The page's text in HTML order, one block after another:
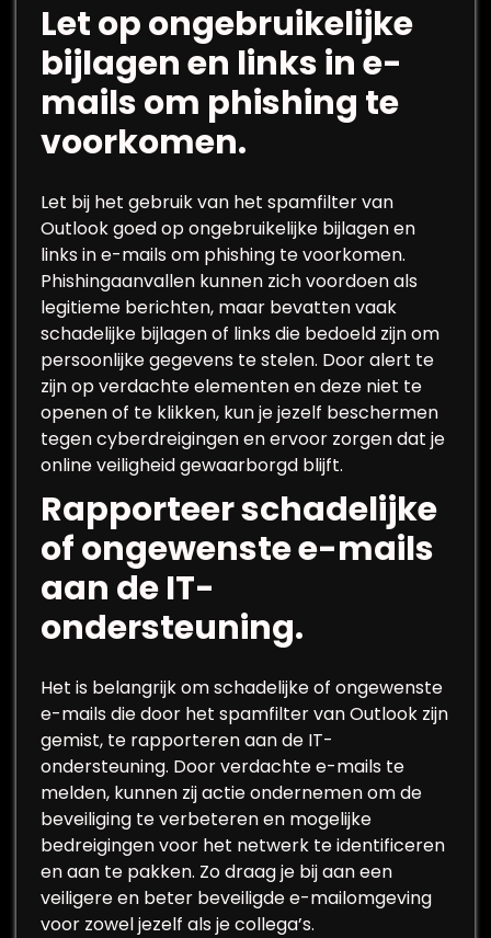
Let op ongebruikelijke
bijlagen en links in e-
mails om phishing te
voorkomen.
Let bij het gebruik van het spamfilter van
Outlook goed op ongebruikelijke bijlagen en
links in e-mails om phishing te voorkomen.
Phishingaanvallen kunnen zich voordoen als
legitieme berichten, maar bevatten vaak
schadelijke bijlagen of links die bedoeld zijn om
persoonlijke gegevens te stelen. Door alert te
zijn op verdachte elementen en deze niet te
openen of te klikken, kun je jezelf beschermen
tegen cyberdreigingen en ervoor zorgen dat je
online veiligheid gewaarborgd blijft.
Rapporteer schadelijke
of ongewenste e-mails
aan de IT-
ondersteuning.
Het is belangrijk om schadelijke of ongewenste
e-mails die door het spamfilter van Outlook zijn
gemist, te rapporteren aan de IT-
ondersteuning. Door verdachte e-mails te
melden, kunnen zij actie ondernemen om de
beveiliging te verbeteren en mogelijke
bedreigingen voor het netwerk te identificeren
en aan te pakken. Zo draag je bij aan een
veiligere en beter beveiligde e-mailomgeving
voor zowel jezelf als je collega’s.